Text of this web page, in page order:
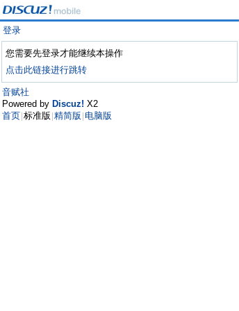
登录
您需要先登录才能继续本操作
点击此链接进行跳转
音赋社
Powered by Discuz! X2
首页 标准版 精简版 电脑版